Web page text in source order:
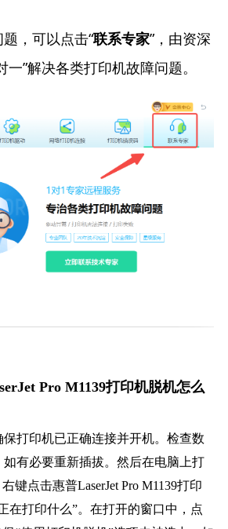
，可以点击“联系专家”，由资深
一”解决各类打印机故障问题。
Pro M1139打印机脱机怎么
打印机已正确连接并开机。检查数
有必要重新插拔。然后在电脑上打
键点击惠普LaserJet Pro M1139打印
在打印什么”。在打开的窗口中，点